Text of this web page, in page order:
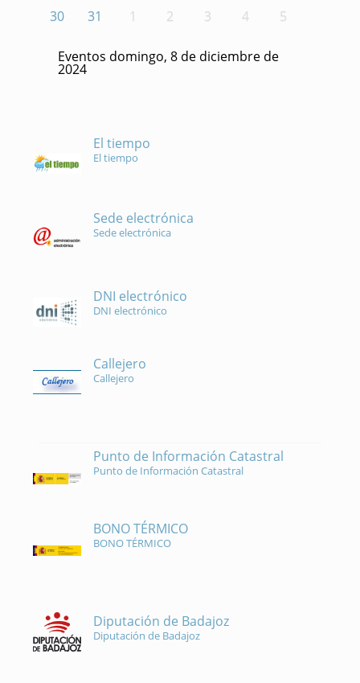
30
31 1 2 3 4 5
Eventos domingo, 8 de diciembre de
2024
El tiempo
El tiempo
Sede electrónica
Sede electrónica
DNI electrónico
DNI electrónico
Callejero
Callejero
Punto de Información Catastral
Punto de Información Catastral
BONO TÉRMICO
BONO TÉRMICO
Diputación de Badajoz
Diputación de Badajoz